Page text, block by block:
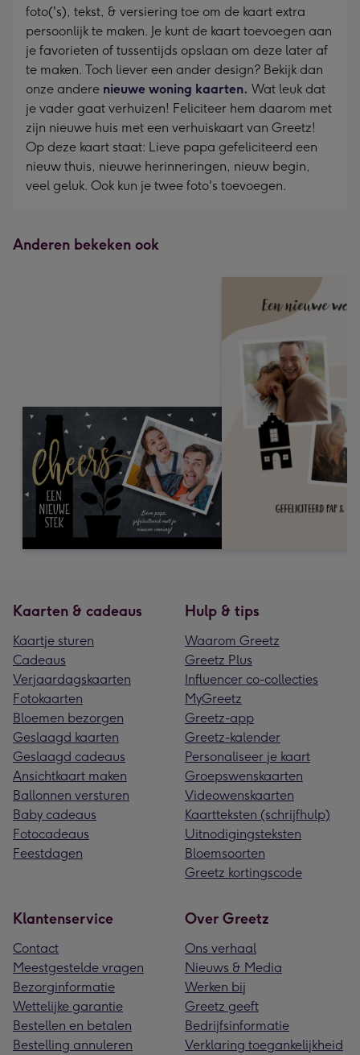
foto('s), tekst, & versiering toe om de kaart extra
persoonlijk te maken. Je kunt de kaart toevoegen aan
je favorieten of tussentijds opslaan om deze later af
te maken. Toch liever een ander design? Bekijk dan
onze andere nieuwe woning kaarten. Wat leuk dat
je vader gaat verhuizen! Feliciteer hem daarom met
zijn nieuwe huis met een verhuiskaart van Greetz!
Op deze kaart staat: Lieve papa gefeliciteerd een
nieuw thuis, nieuwe herinneringen, nieuw begin,
veel geluk. Ook kun je twee foto's toevoegen.
Anderen bekeken ook
Kaarten & cadeaus
Kaartje sturen
Cadeaus
Verjaardagskaarten
Fotokaarten
Bloemen bezorgen
Geslaagd kaarten
Geslaagd cadeaus
Ansichtkaart maken
Ballonnen versturen
Baby cadeaus
Fotocadeaus
Feestdagen
Hulp & tips
Waarom Greetz
Greetz Plus
Influencer co-collecties
MyGreetz
Greetz-app
Greetz-kalender
Personaliseer je kaart
Groepswenskaarten
Videowenskaarten
Kaartteksten (schrijfhulp)
Uitnodigingsteksten
Bloemsoorten
Greetz kortingscode
Klantenservice
Contact
Meestgestelde vragen
Bezorginformatie
Wettelijke garantie
Bestellen en betalen
Bestelling annuleren
Over Greetz
Ons verhaal
Nieuws & Media
Werken bij
Greetz geeft
Bedrijfsinformatie
Verklaring toegankelijkheid